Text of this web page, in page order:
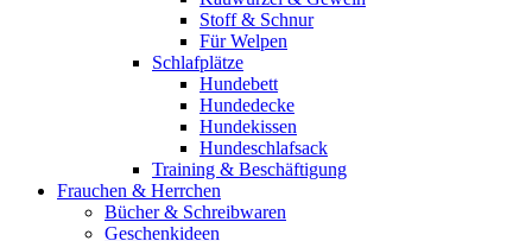
Stoff & Schnur
Für Welpen
Schlafplätze
Hundebett
Hundedecke
Hundekissen
Hundeschlafsack
Training & Beschäftigung
Frauchen & Herrchen
Bücher & Schreibwaren
Geschenkideen